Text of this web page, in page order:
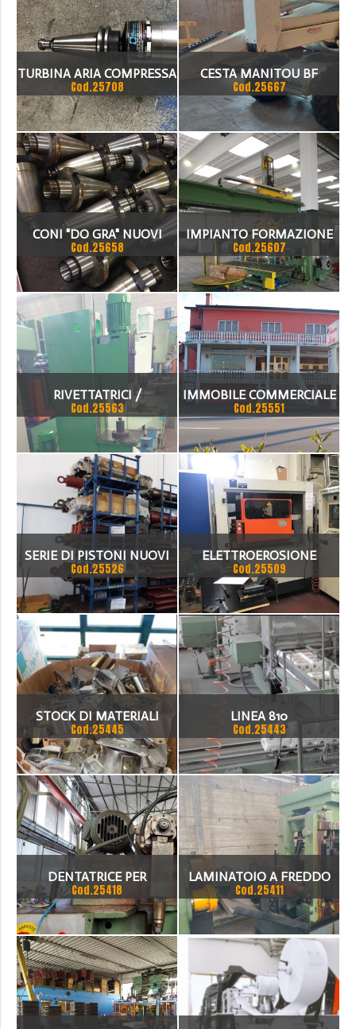
TURBINA ARIA COMPRESSA
ISO 40 DIN 69871
Cod.25708
CESTA MANITOU BF
Cod.25667
CONI "DO GRA" NUOVI
Cod.25658
IMPIANTO FORMAZIONE
PACCHI BOBINE CON
REGGIATURA MANUALE
RIZZI
Cod.25607
RIVETTATRICI /
SPALMATRICI
Cod.25563
IMMOBILE COMMERCIALE
CON APPARTAMENTO
NEGOZIO E MAGAZZINO
FRONTE STRADA
Cod.25551
SERIE DI PISTONI NUOVI
DI VARIE MISURE
Cod.25526
ELETTROEROSIONE
CHARMILLES ROBOFORM
20
Cod.25509
STOCK DI MATERIALI
Cod.25445
LINEA 810
Cod.25443
DENTATRICE PER
CREMAGLIERE LUNGHEZZA
2000MM
Cod.25418
LAMINATOIO A FREDDO
MINO PER BARRE PIATTE
Cod.25411